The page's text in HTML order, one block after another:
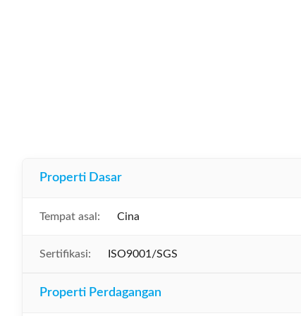
Properti Dasar
Tempat asal: Cina
Sertifikasi: ISO9001/SGS
Properti Perdagangan